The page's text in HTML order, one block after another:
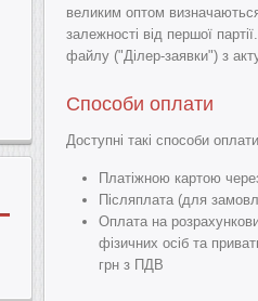
великим оптом
залежності від першої
файлу ("Ділер-заявки") з
Способи оплати
Доступні такі способи
Платіжною картою
Післяплата (для
Оплата на
фізичних осіб та
грн з ПДВ